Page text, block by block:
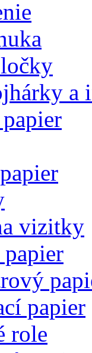
a
vizitky
papier
role